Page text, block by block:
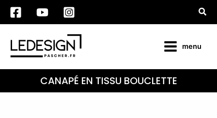
Aller
menu
CANAPÉ EN TISSU BOUCLETTE